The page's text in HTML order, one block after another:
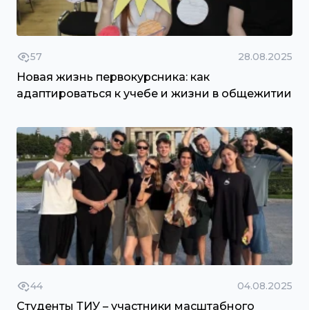
57 28.08.2025
Новая жизнь первокурсника: как
адаптироваться к учебе и жизни в общежитии
44 04.08.2025
Студенты ТИУ – участники масштабного